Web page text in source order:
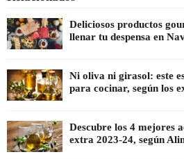
Deliciosos productos
llenar tu despensa en
Ni oliva ni girasol: este
para cocinar, según los
Descubre los 4 mejores
extra 2023-24, según